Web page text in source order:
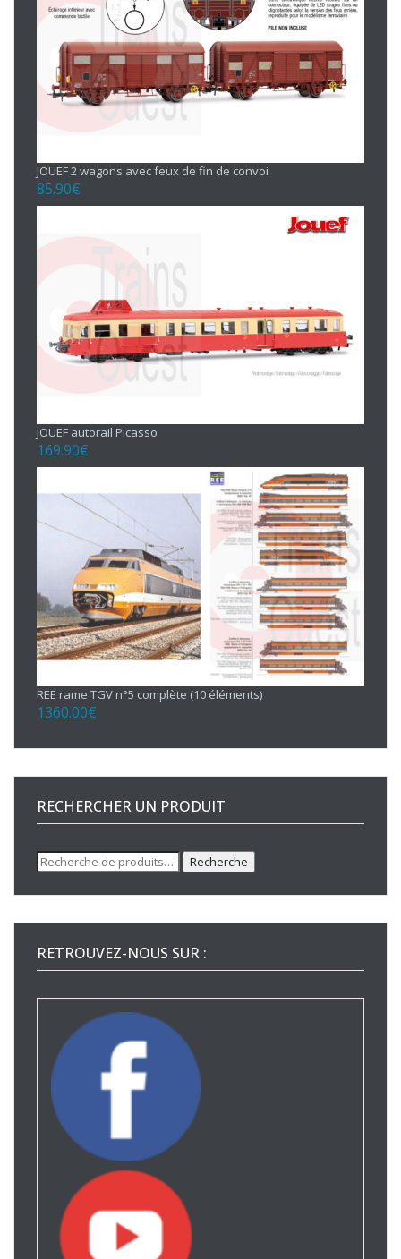
JOUEF 2 wagons avec feux de fin de convoi
85.90€
JOUEF autorail Picasso
169.90€
REE rame TGV n°5 complète (10 éléments)
1360.00€
RECHERCHER UN PRODUIT
Recherche
pour :
Recherche
RETROUVEZ-NOUS SUR :